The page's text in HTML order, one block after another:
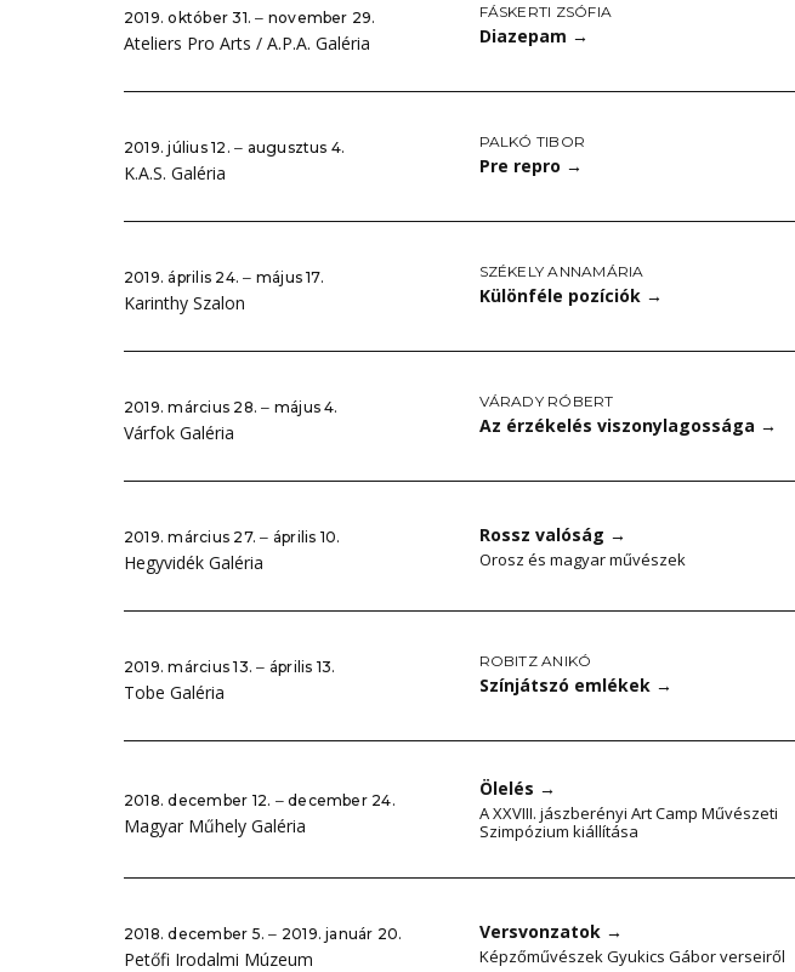
2019. október 31. ‒ november 29.
Ateliers Pro Arts / A.P.A. Galéria
FÁSKERTI ZSÓFIA
Diazepam →
2019. július 12. ‒ augusztus 4.
K.A.S. Galéria
PALKÓ TIBOR
Pre repro →
2019. április 24. ‒ május 17.
Karinthy Szalon
SZÉKELY ANNAMÁRIA
Különféle pozíciók →
2019. március 28. ‒ május 4.
Várfok Galéria
VÁRADY RÓBERT
Az érzékelés viszonylagossága →
2019. március 27. ‒ április 10.
Hegyvidék Galéria
Rossz valóság →
Orosz és magyar művészek
2019. március 13. ‒ április 13.
Tobe Galéria
ROBITZ ANIKÓ
Színjátszó emlékek →
2018. december 12. ‒ december 24.
Magyar Műhely Galéria
Ölelés →
A XXVIII. jászberényi Art Camp Művészeti
Szimpózium kiállítása
2018. december 5. ‒ 2019. január 20.
Petőfi Irodalmi Múzeum
Versvonzatok →
Képzőművészek Gyukics Gábor verseiről